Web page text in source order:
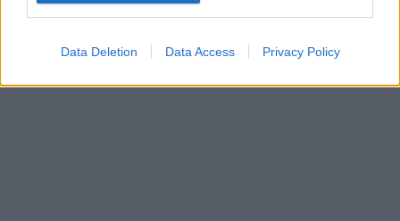
Data Deletion Data Access Privacy Policy